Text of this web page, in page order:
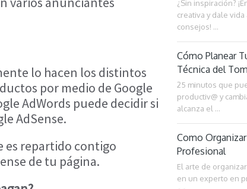
lo hacen los distintos
por medio de Google
AdWords puede decidir si
AdSense.
es repartido contigo
de tu página.
¿Sin inspiración?
creativa y dale
consejos! …
Cómo Planear
Técnica del
25 minutos que
productiv@ y
alcanza el …
Como
Profesional
El arte de
en un experto en